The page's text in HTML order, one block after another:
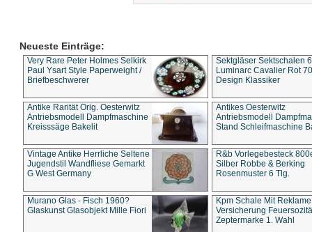
Neueste Einträge:
Very Rare Peter Holmes Selkirk
Paul Ysart Style Paperweight /
Briefbeschwerer
Sektgläser Sektschalen
Luminarc Cavalier Rot
Design Klassiker
Antike Rarität Orig. Oesterwitz
Antriebsmodell Dampfmaschine
Kreisssäge Bakelit
Antikes Oesterwitz
Antriebsmodell
Stand Schleifmaschine
Vintage Antike Herrliche Seltene
Jugendstil Wandfliese Gemarkt
G West Germany
R&b Vorlegebesteck
Silber Robbe & Berking
Rosenmuster 6 Tlg.
Murano Glas - Fisch 1960?
Glaskunst Glasobjekt Mille Fiori
Kpm Schale Mit Reklame
Versicherung
Zeptermarke 1. Wahl